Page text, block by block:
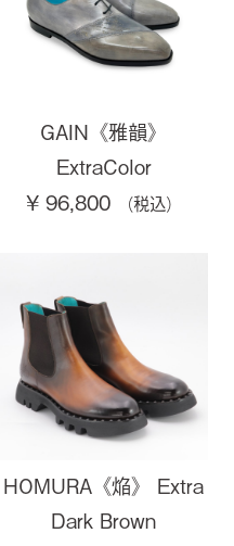
GAIN《雅韻》
ExtraColor
¥ 96,800
HOMURA《焔》 Extra
Dark Brown